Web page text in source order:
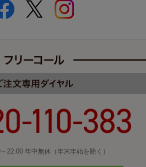
22:00 年中無休（年末年始を除く）